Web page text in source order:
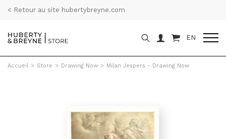
< Retour au site hubertybreyne.com
EN
Accueil > Store > Drawing Now > Milan Jespers - Drawing Now